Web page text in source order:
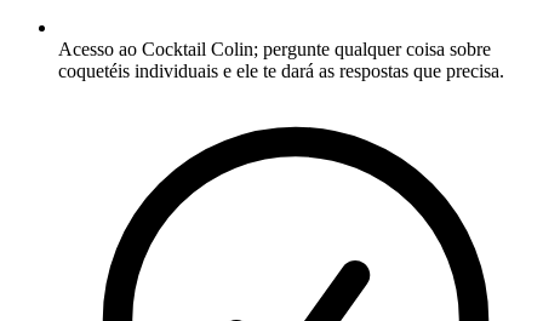
Acesso ao Cocktail Colin; pergunte qualquer coisa sobre
coquetéis individuais e ele te dará as respostas que precisa.